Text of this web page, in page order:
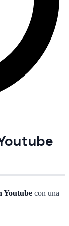
Youtube con una